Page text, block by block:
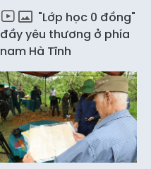
"Lớp học 0 đồng"
đầy yêu thương ở phía
nam Hà Tĩnh